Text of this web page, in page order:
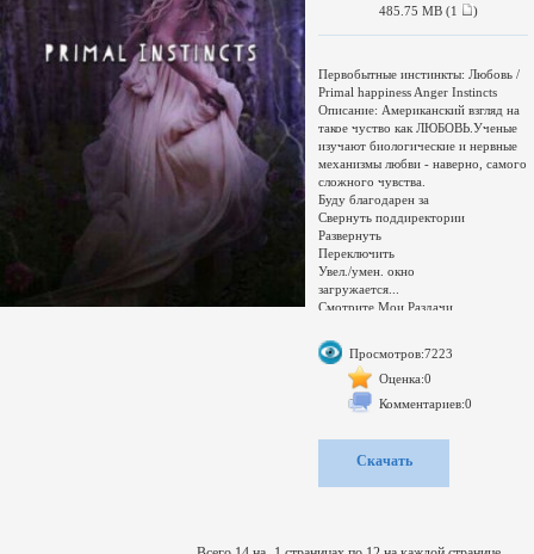
485.75 MB (1
)
Первобытные инстинкты: Любовь /
Primal happiness Anger Instincts
Описание: Американский взгляд на
такое чуство как ЛЮБОВЬ.Ученые
изучают биологические и нервные
механизмы любви - наверно, самого
сложного чувства.
Буду благодарен за
Свернуть поддиректории
Развернуть
Переключить
Увел./умен. окно
загружается...
Смотрите Мои Раздачи
Наследие Предков - Родноверие -
аудио\видео каталог
Просмотров:7223
Оценка:0
Комментариев:0
Скачать